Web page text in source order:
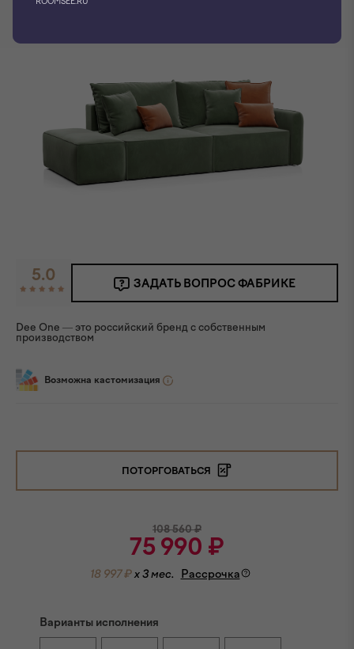
5.0 ЗАДАТЬ ВОПРОС ФАБРИКЕ
Dee One — это российский бренд с собственным
производством
Возможна кастомизация
ПОТОРГОВАТЬСЯ
108 560₽
75 990 ₽
18 997 ₽ x 3 мес. Рассрочка
Варианты исполнения